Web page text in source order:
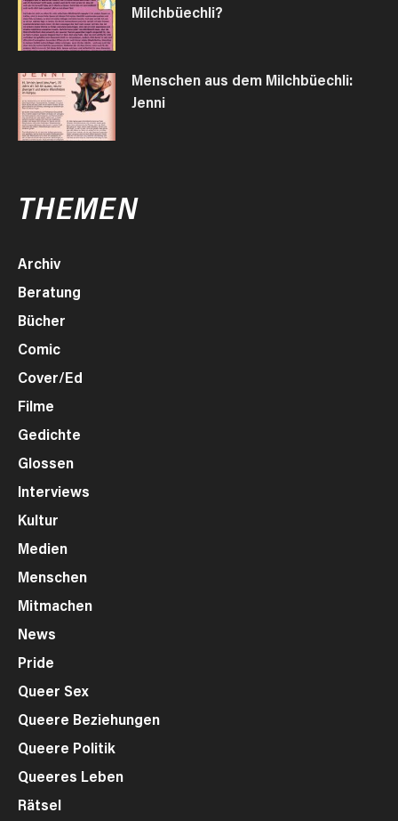
Milchbüechli?
Menschen aus dem Milchbüechli:
Jenni
THEMEN
Archiv
Beratung
Bücher
Comic
Cover/Ed
Filme
Gedichte
Glossen
Interviews
Kultur
Medien
Menschen
Mitmachen
News
Pride
Queer Sex
Queere Beziehungen
Queere Politik
Queeres Leben
Rätsel